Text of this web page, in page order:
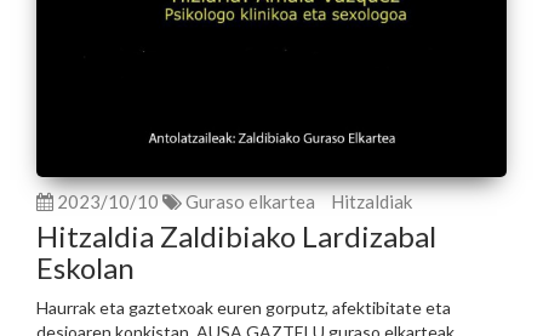
2023/10/10 Guraso elkartea Hitzaldiak
Hitzaldia Zaldibiako Lardizabal
Eskolan
Haurrak eta gaztetxoak euren gorputz, afektibitate eta
desioaren konkistan. AUSA GAZTELU guraso elkarteak